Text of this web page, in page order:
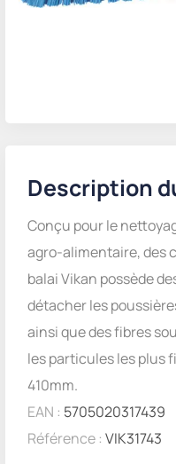
Description
Conçu pour le
agro-alimentaire, des
balai Vikan possède
détacher les
ainsi que des fibres
les particules les plus
410mm.
EAN : 5705020317439
Référence : VIK31743